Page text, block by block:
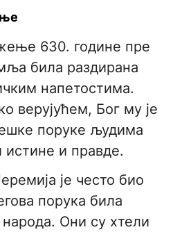
630. године пре
била раздирана
напетостима.
верујућем, Бог му је
поруке људима
истине и правде.
је често био
порука била
Они су хтели